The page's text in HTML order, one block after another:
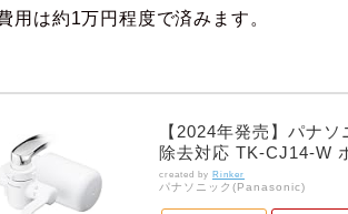
用は約1万円程度で済みます。
【2024年発売】パナ
除去対応 TK-CJ14-W
created by Rinker
パナソニック(Panasonic)